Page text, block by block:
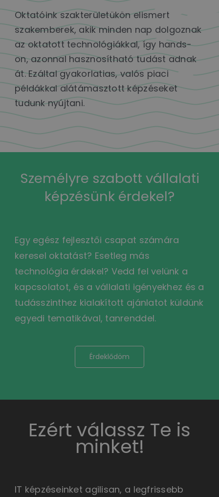
Oktatóink szakterületükön elismert
szakemberek, akik minden nap dolgoznak
az oktatott technológiákkal, így hands-
on, azonnal hasznosítható tudást adnak
át. Ezáltal gyakorlatias, valós piaci
példákkal alátámasztott képzéseket
tudunk nyújtani.
Személyre szabott vállalati
képzésünk érdekel?
Egy egész fejlesztői csapat számára
keresel oktatást? Esetleg más
technológia érdekel? Vedd fel velünk a
kapcsolatot, és a vállalati igényekhez és a
tudásszinthez kialakított ajánlatot küldünk
egyedi tematikával, tanrenddel.
Érdeklődöm
Ezért válassz Te is
minket!
IT képzéseinket agilisan, a legfrissebb